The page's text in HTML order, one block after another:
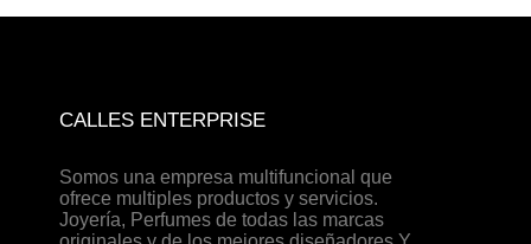
CALLES ENTERPRISE
Somos una empresa multifuncional que
ofrece multiples productos y servicios.
Joyería, Perfumes de todas las marcas